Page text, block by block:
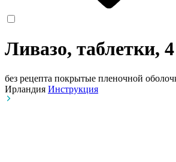
Ливазо, таблетки,
без рецепта покрытые пленочной
Ирландия Инструкция